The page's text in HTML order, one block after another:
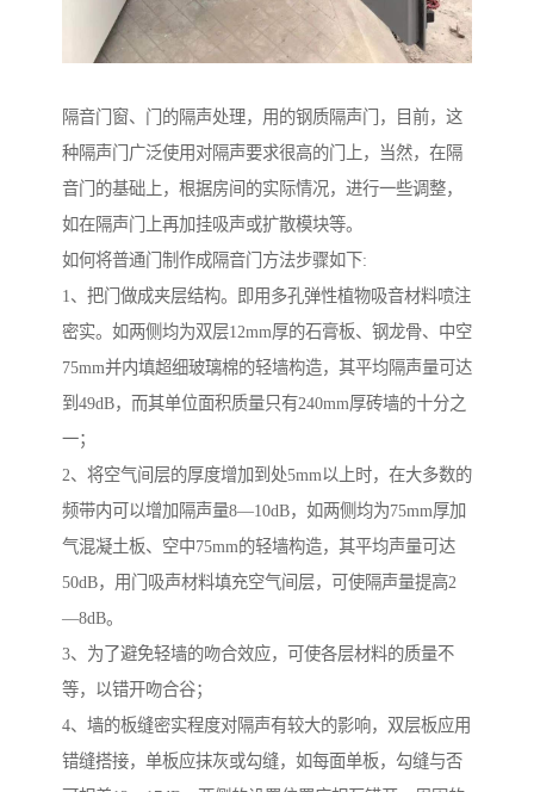
隔音门窗、门的隔声处理，用的钢质隔声门，目前，这
种隔声门广泛使用对隔声要求很高的门上，当然，在隔
音门的基础上，根据房间的实际情况，进行一些调整，
如在隔声门上再加挂吸声或扩散模块等。
如何将普通门制作成隔音门方法步骤如下:
1、把门做成夹层结构。即用多孔弹性植物吸音材料喷注
密实。如两侧均为双层12mm厚的石膏板、钢龙骨、中空
75mm并内填超细玻璃棉的轻墙构造，其平均隔声量可达
到49dB，而其单位面积质量只有240mm厚砖墙的十分之
一；
2、将空气间层的厚度增加到处5mm以上时，在大多数的
频带内可以增加隔声量8—10dB，如两侧均为75mm厚加
气混凝土板、空中75mm的轻墙构造，其平均声量可达
50dB，用门吸声材料填充空气间层，可使隔声量提高2
—8dB。
3、为了避免轻墙的吻合效应，可使各层材料的质量不
等，以错开吻合谷；
4、墙的板缝密实程度对隔声有较大的影响，双层板应用
错缝搭接，单板应抹灰或勾缝，如每面单板，勾缝与否